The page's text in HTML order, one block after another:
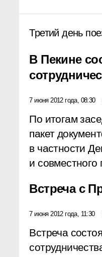
Третий день
В Пекине
7 июня 2012 года, 08:30
По итогам
пакет
в частности
и
Встреча с
7 июня 2012 года, 11:30
Встреча